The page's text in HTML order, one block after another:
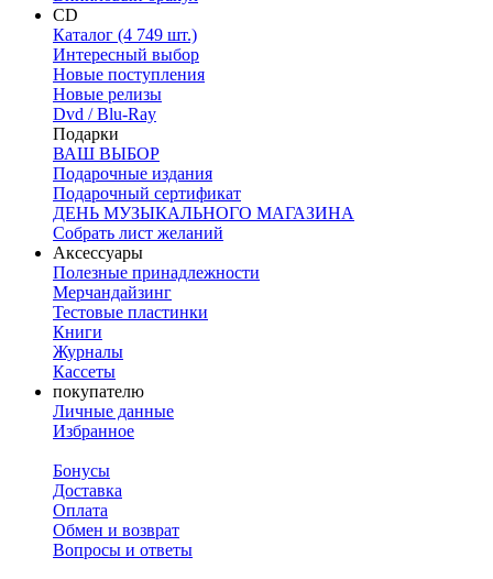
CD
Каталог (4 749 шт.)
Интересный выбор
Новые поступления
Новые релизы
Dvd / Blu-Ray
Подарки
ВАШ ВЫБОР
Подарочные издания
Подарочный сертификат
ДЕНЬ МУЗЫКАЛЬНОГО МАГАЗИНА
Собрать лист желаний
Аксессуары
Полезные принадлежности
Мерчандайзинг
Тестовые пластинки
Книги
Журналы
Кассеты
покупателю
Личные данные
Избранное
Бонусы
Доставка
Оплата
Обмен и возврат
Вопросы и ответы